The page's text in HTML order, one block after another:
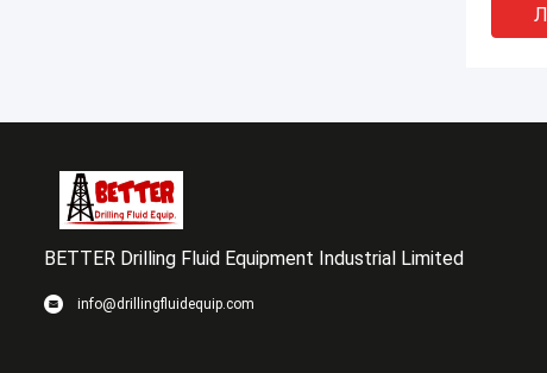
ДЛЯ
грязи
BETTER Drilling Fluid Equipment Industrial Limited
info@drillingfluidequip.com